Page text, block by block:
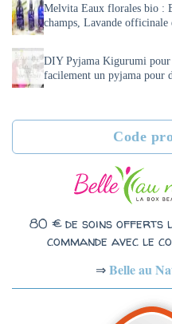
Melvita Eaux florales bio :
champs, Lavande officinale
DIY Pyjama Kigurumi pour
facilement un pyjama pour
Code
80 € de soins offerts
commande avec le
⇒Belle au